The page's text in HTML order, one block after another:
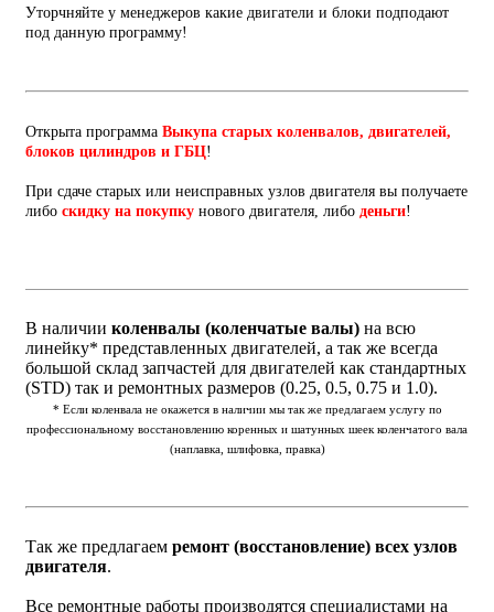
Уторчняйте у менеджеров какие двигатели и блоки подподают
под данную программу!
Открыта программа Выкупа старых коленвалов, двигателей,
блоков цилиндров и ГБЦ!
При сдаче старых или неисправных узлов двигателя вы получаете
либо скидку на покупку нового двигателя, либо деньги!
В наличии коленвалы (коленчатые валы) на всю
линейку* представленных двигателей, а так же всегда
большой склад запчастей для двигателей как стандартных
(STD) так и ремонтных размеров (0.25, 0.5, 0.75 и 1.0).
* Если коленвала не окажется в наличии мы так же предлагаем услугу по
профессиональному восстановлению коренных и шатунных шеек коленчатого вала
(наплавка, шлифовка, правка)
Так же предлагаем ремонт (восстановление) всех узлов
двигателя.
Все ремонтные работы производятся специалистами на